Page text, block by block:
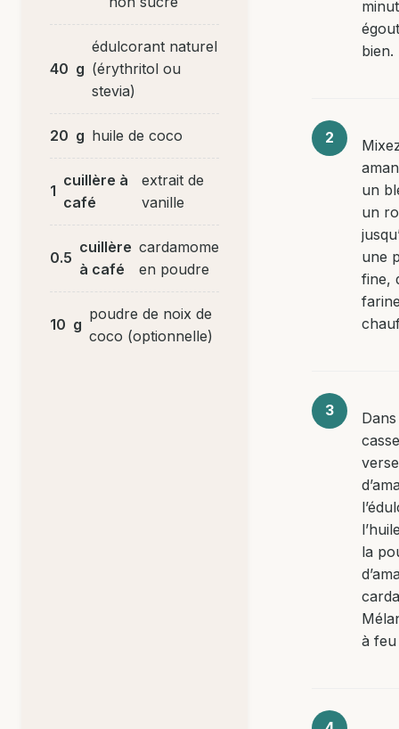
40 g
édulcorant naturel
(érythritol ou
stevia)
20 g huile de coco
1
cuillère à
café
extrait de
vanille
0.5
cuillère
à café
cardamome
en poudre
10 g
poudre de noix de
coco (optionnelle)
bien.
un
un
une
fine,
la
à